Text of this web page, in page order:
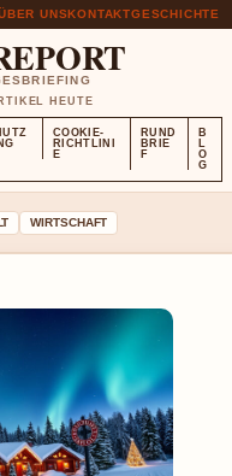
UNSKONTAKTGESCHICHTE
HEUTE
COOKIE-
RICHTLINI
E
RUND
BRIE
F
B
L
O
G
WIRTSCHAFT